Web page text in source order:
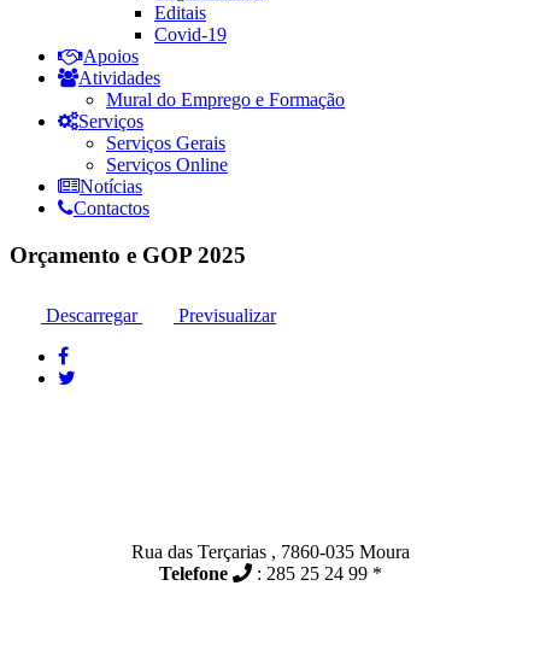
Editais
Covid-19
Apoios
Atividades
Mural do Emprego e Formação
Serviços
Serviços Gerais
Serviços Online
Notícias
Contactos
Orçamento e GOP 2025
Descarregar Previsualizar
Rua das Terçarias , 7860-035 Moura
Telefone
: 285 25 24 99 *